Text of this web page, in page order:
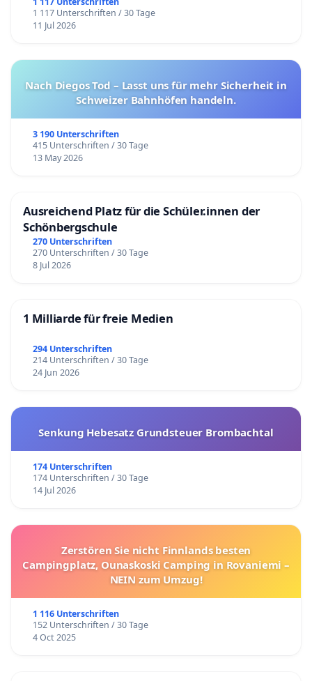
1 117 Unterschriften / 30 Tage
11 Jul 2026
Nach Diegos Tod – Lasst uns für mehr Sicherheit in
Schweizer Bahnhöfen handeln.
3 190 Unterschriften
415 Unterschriften / 30 Tage
13 May 2026
Ausreichend Platz für die Schüler.innen der
Schönbergschule
270 Unterschriften
270 Unterschriften / 30 Tage
8 Jul 2026
1 Milliarde für freie Medien
294 Unterschriften
214 Unterschriften / 30 Tage
24 Jun 2026
Senkung Hebesatz Grundsteuer Brombachtal
174 Unterschriften
174 Unterschriften / 30 Tage
14 Jul 2026
Zerstören Sie nicht Finnlands besten
Campingplatz, Ounaskoski Camping in Rovaniemi –
NEIN zum Umzug!
1 116 Unterschriften
152 Unterschriften / 30 Tage
4 Oct 2025